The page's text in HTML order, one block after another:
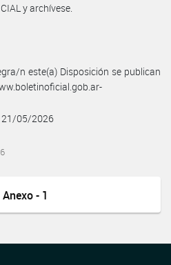
y archívese.
n este(a) Disposición se publican
21/05/2026
- 1